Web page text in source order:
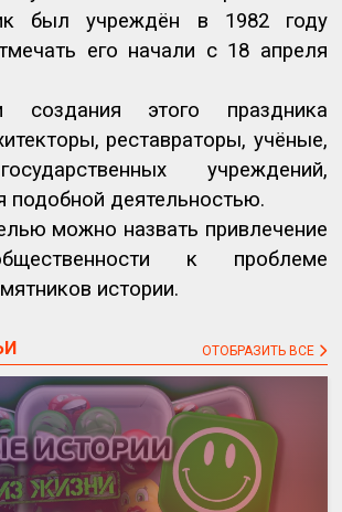
был учреждён в 1982 году
его начали с 18 апреля
создания этого праздника
реставраторы, учёные,
учреждений,
подобной деятельностью.
можно назвать привлечение
к проблеме
истории.
ОТОБРАЗИТЬ ВСЕ